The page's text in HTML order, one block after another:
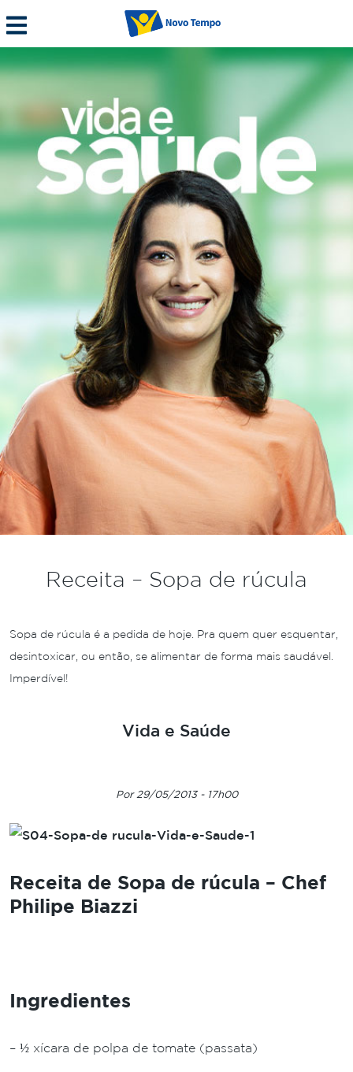
Receita – Sopa de rúcula
Sopa de rúcula é a pedida de hoje. Pra quem quer esquentar,
desintoxicar, ou então, se alimentar de forma mais saudável.
Imperdível!
Vida e Saúde
Por 29/05/2013 - 17h00
Receita de Sopa de rúcula – Chef
Philipe Biazzi
Ingredientes
– ½ xícara de polpa de tomate (passata)